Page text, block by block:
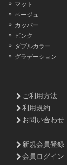
マット
ベージュ
カッパー
ピンク
ダブルカラー
グラデーション
ご利用方法
利用規約
お問い合わせ
新規会員登録
会員ログイン